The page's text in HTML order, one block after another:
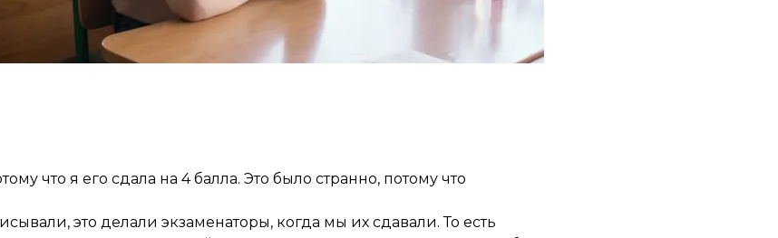
что я его сдала на 4 балла. Это было странно, потому что
это делали экзаменаторы, когда мы их сдавали. То есть